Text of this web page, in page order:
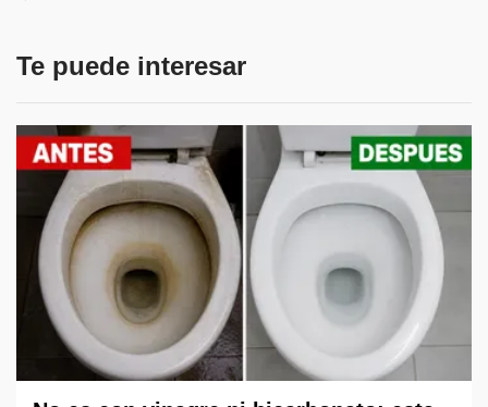
Te puede interesar